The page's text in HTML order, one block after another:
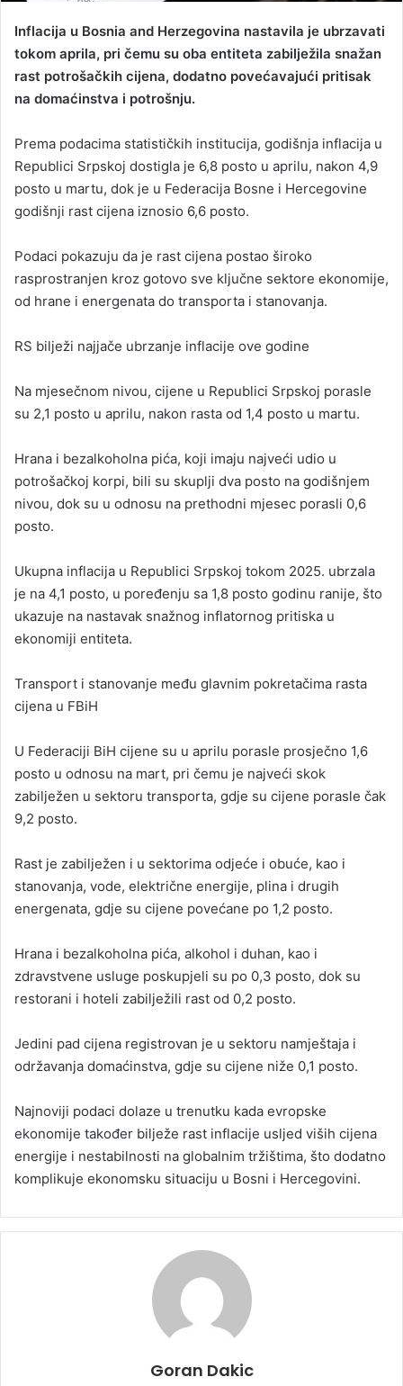
Inflacija u Bosnia and Herzegovina nastavila je ubrzavati
tokom aprila, pri čemu su oba entiteta zabilježila snažan
rast potrošačkih cijena, dodatno povećavajući pritisak
na domaćinstva i potrošnju.
Prema podacima statističkih institucija, godišnja inflacija u
Republici Srpskoj dostigla je 6,8 posto u aprilu, nakon 4,9
posto u martu, dok je u Federacija Bosne i Hercegovine
godišnji rast cijena iznosio 6,6 posto.
Podaci pokazuju da je rast cijena postao široko
rasprostranjen kroz gotovo sve ključne sektore ekonomije,
od hrane i energenata do transporta i stanovanja.
RS bilježi najjače ubrzanje inflacije ove godine
Na mjesečnom nivou, cijene u Republici Srpskoj porasle
su 2,1 posto u aprilu, nakon rasta od 1,4 posto u martu.
Hrana i bezalkoholna pića, koji imaju najveći udio u
potrošačkoj korpi, bili su skuplji dva posto na godišnjem
nivou, dok su u odnosu na prethodni mjesec porasli 0,6
posto.
Ukupna inflacija u Republici Srpskoj tokom 2025. ubrzala
je na 4,1 posto, u poređenju sa 1,8 posto godinu ranije, što
ukazuje na nastavak snažnog inflatornog pritiska u
ekonomiji entiteta.
Transport i stanovanje među glavnim pokretačima rasta
cijena u FBiH
U Federaciji BiH cijene su u aprilu porasle prosječno 1,6
posto u odnosu na mart, pri čemu je najveći skok
zabilježen u sektoru transporta, gdje su cijene porasle čak
9,2 posto.
Rast je zabilježen i u sektorima odjeće i obuće, kao i
stanovanja, vode, električne energije, plina i drugih
energenata, gdje su cijene povećane po 1,2 posto.
Hrana i bezalkoholna pića, alkohol i duhan, kao i
zdravstvene usluge poskupjeli su po 0,3 posto, dok su
restorani i hoteli zabilježili rast od 0,2 posto.
Jedini pad cijena registrovan je u sektoru namještaja i
održavanja domaćinstva, gdje su cijene niže 0,1 posto.
Najnoviji podaci dolaze u trenutku kada evropske
ekonomije također bilježe rast inflacije usljed viših cijena
energije i nestabilnosti na globalnim tržištima, što dodatno
komplikuje ekonomsku situaciju u Bosni i Hercegovini.
Goran Dakic